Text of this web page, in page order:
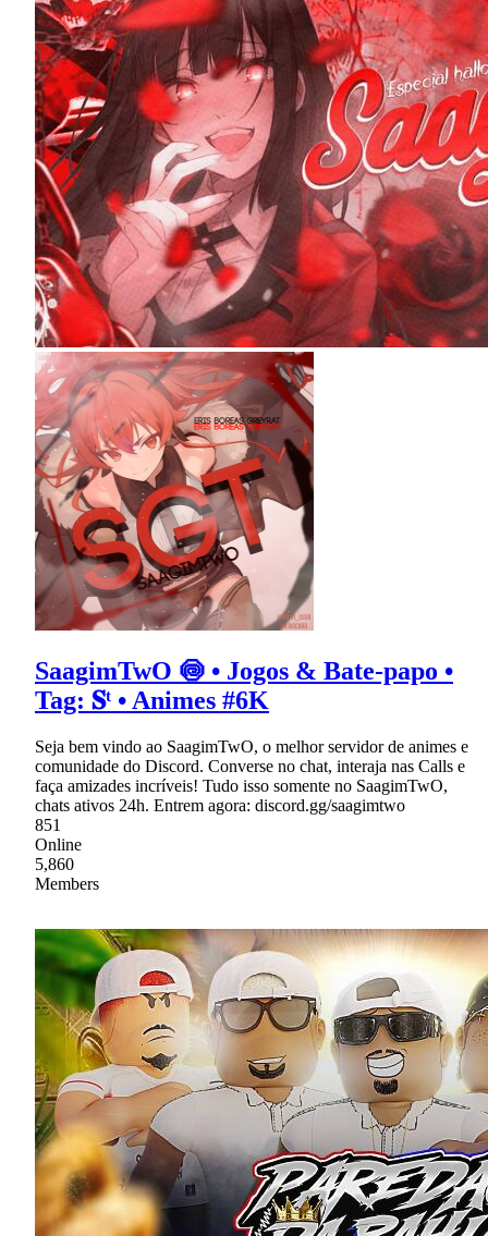
SaagimTwO 🍥 • Jogos & Bate-papo •
Tag: 𝐒ᵗ • Animes #6K
Seja bem vindo ao SaagimTwO, o melhor servidor de animes e
comunidade do Discord. Converse no chat, interaja nas Calls e
faça amizades incríveis! Tudo isso somente no SaagimTwO,
chats ativos 24h. Entrem agora: discord.gg/saagimtwo
851
Online
5,860
Members